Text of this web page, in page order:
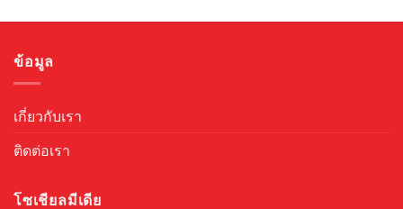
ข้อมูล
เกี่ยวกับเรา
ติดต่อเรา
โซเชียลมีเดีย